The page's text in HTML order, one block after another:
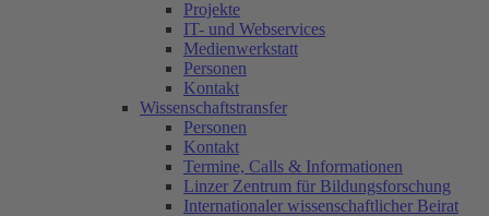
Projekte
IT- und Webservices
Medienwerkstatt
Personen
Kontakt
Wissenschaftstransfer
Personen
Kontakt
Termine, Calls & Informationen
Linzer Zentrum für Bildungsforschung
Internationaler wissenschaftlicher Beirat